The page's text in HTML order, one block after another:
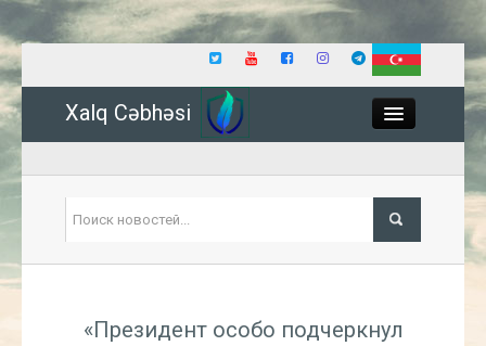
Xalq Cəbhəsi
Экономика
«Президент особо подчеркнул